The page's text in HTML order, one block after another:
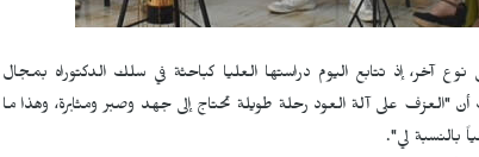
آخر، إذ تتابع اليوم دراستها العليا كباحثة في سلك الدكتوراه بمجال
أن "العزف على آلة العود رحلة طويلة تحتاج إلى جهد وصبر ومثابرة، وهذا ما
بالنسبة لي".